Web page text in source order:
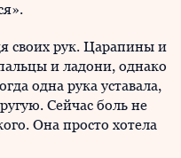
своих рук. Царапины и
и ладони, однако
одна рука уставала,
Сейчас боль не
Она просто хотела